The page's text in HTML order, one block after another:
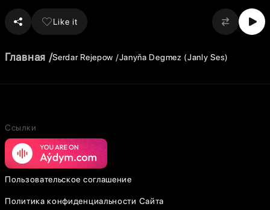
Like it
Главная Serdar Rejepow Janyňa Degmez (Janly Ses)
Ссылки
Пользовательское соглашение
Политика конфиденциальности Сайта